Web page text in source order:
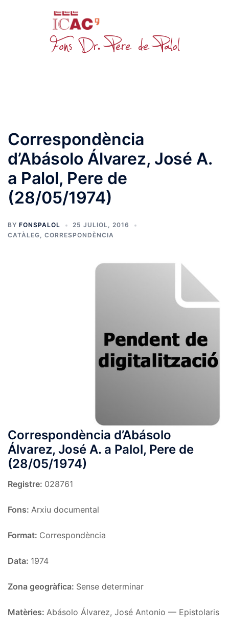
Correspondència
d’Abásolo Álvarez, José A.
a Palol, Pere de
(28/05/1974)
BY FONSPALOL
25 JULIOL, 2016
CATÀLEG, CORRESPONDÈNCIA
Correspondència d’Abásolo
Álvarez, José A. a Palol, Pere de
(28/05/1974)
Registre: 028761
Fons: Arxiu documental
Format: Correspondència
Data: 1974
Zona geogràfica: Sense determinar
Matèries: Abásolo Álvarez, José Antonio — Epistolaris